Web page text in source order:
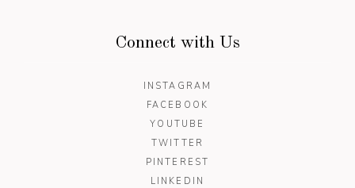
Connect with Us
INSTAGRAM
FACEBOOK
YOUTUBE
TWITTER
PINTEREST
LINKEDIN